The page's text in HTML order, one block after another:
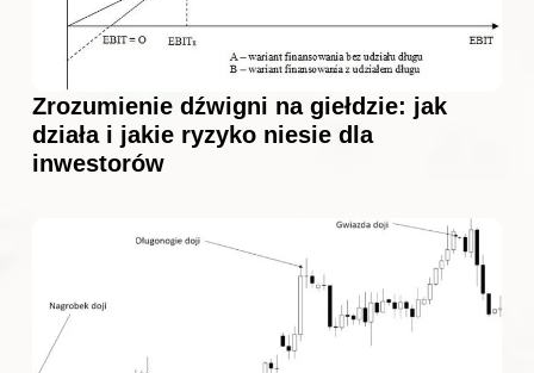
Zrozumienie dźwigni na giełdzie: jak
działa i jakie ryzyko niesie dla
inwestorów